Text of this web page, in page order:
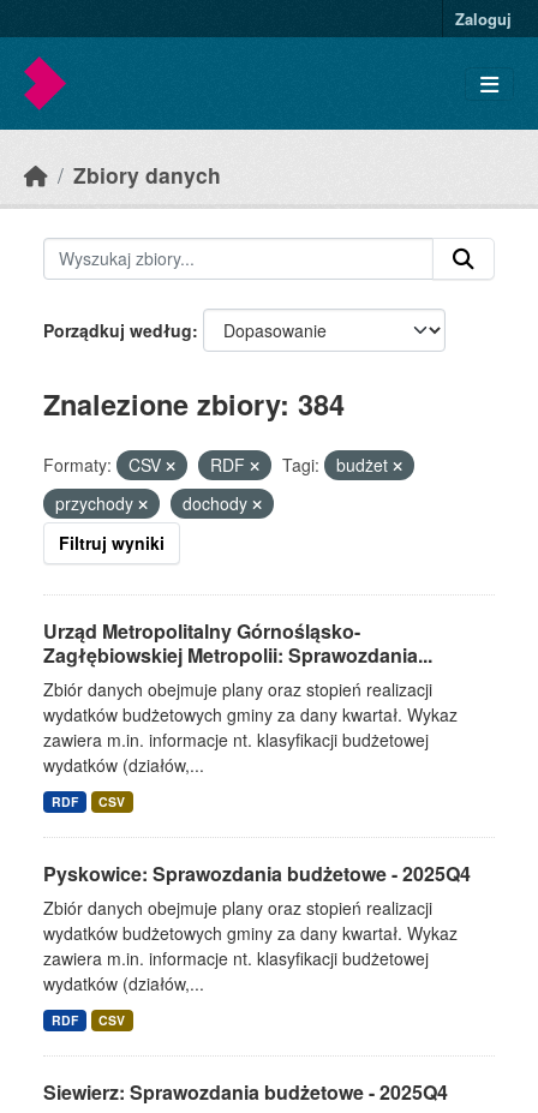
Zaloguj
Zbiory danych
Porządkuj według
Znalezione zbiory: 384
Formaty: CSV RDF Tagi:
budżet
przychody
dochody
Filtruj wyniki
Urząd Metropolitalny Górnośląsko-
Zagłębiowskiej Metropolii: Sprawozdania...
Zbiór danych obejmuje plany oraz stopień realizacji
wydatków budżetowych gminy za dany kwartał. Wykaz
zawiera m.in. informacje nt. klasyfikacji budżetowej
wydatków (działów,...
RDF CSV
Pyskowice: Sprawozdania budżetowe - 2025Q4
Zbiór danych obejmuje plany oraz stopień realizacji
wydatków budżetowych gminy za dany kwartał. Wykaz
zawiera m.in. informacje nt. klasyfikacji budżetowej
wydatków (działów,...
RDF CSV
Siewierz: Sprawozdania budżetowe - 2025Q4